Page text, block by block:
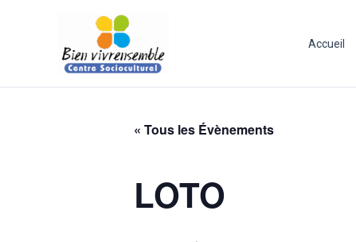
Accueil
« Tous les Évènements
LOTO